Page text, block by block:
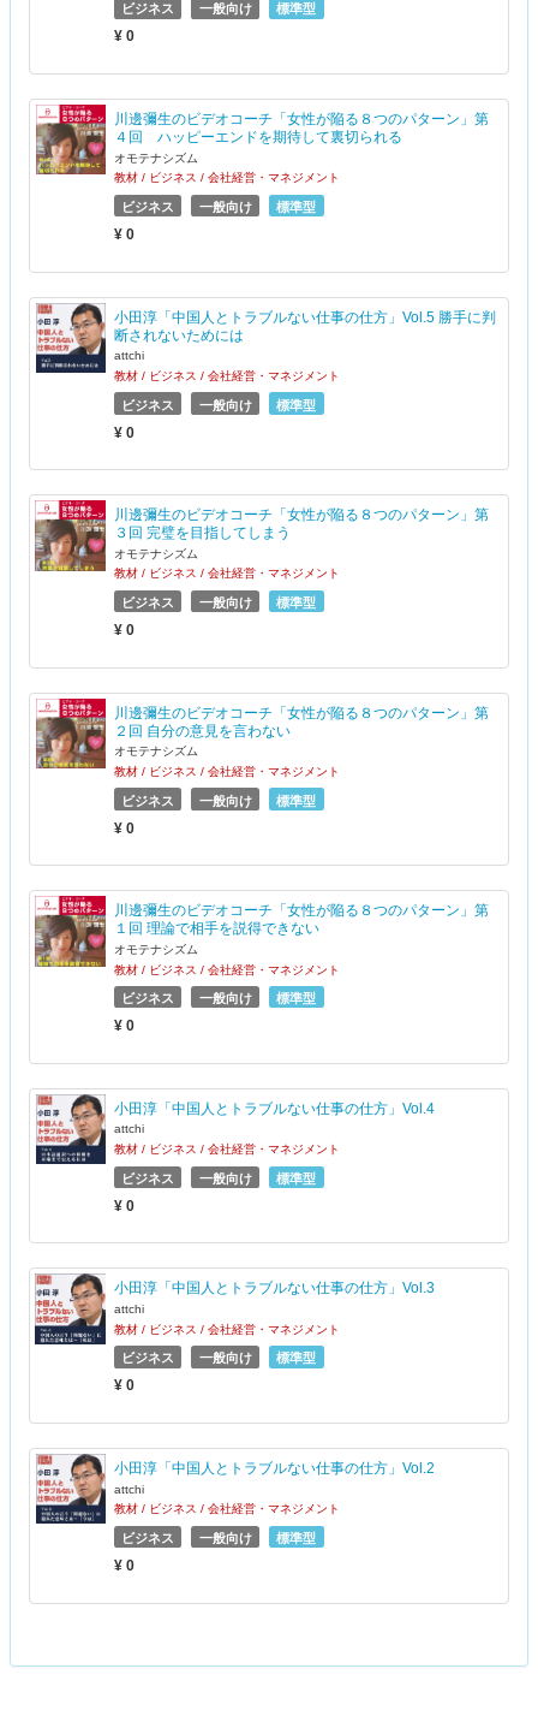
ビジネス 一般向け 標準型
¥ 0
川邊彌生のビデオコーチ「女性が陥る８つのパターン」第
４回 ハッピーエンドを期待して裏切られる
オモテナシズム
教材 / ビジネス / 会社経営・マネジメント
ビジネス 一般向け 標準型
¥ 0
小田淳「中国人とトラブルない仕事の仕方」Vol.5 勝手に判
断されないためには
attchi
教材 / ビジネス / 会社経営・マネジメント
ビジネス 一般向け 標準型
¥ 0
川邊彌生のビデオコーチ「女性が陥る８つのパターン」第
３回 完璧を目指してしまう
オモテナシズム
教材 / ビジネス / 会社経営・マネジメント
ビジネス 一般向け 標準型
¥ 0
川邊彌生のビデオコーチ「女性が陥る８つのパターン」第
２回 自分の意見を言わない
オモテナシズム
教材 / ビジネス / 会社経営・マネジメント
ビジネス 一般向け 標準型
¥ 0
川邊彌生のビデオコーチ「女性が陥る８つのパターン」第
１回 理論で相手を説得できない
オモテナシズム
教材 / ビジネス / 会社経営・マネジメント
ビジネス 一般向け 標準型
¥ 0
小田淳「中国人とトラブルない仕事の仕方」Vol.4
attchi
教材 / ビジネス / 会社経営・マネジメント
ビジネス 一般向け 標準型
¥ 0
小田淳「中国人とトラブルない仕事の仕方」Vol.3
attchi
教材 / ビジネス / 会社経営・マネジメント
ビジネス 一般向け 標準型
¥ 0
小田淳「中国人とトラブルない仕事の仕方」Vol.2
attchi
教材 / ビジネス / 会社経営・マネジメント
ビジネス 一般向け 標準型
¥ 0